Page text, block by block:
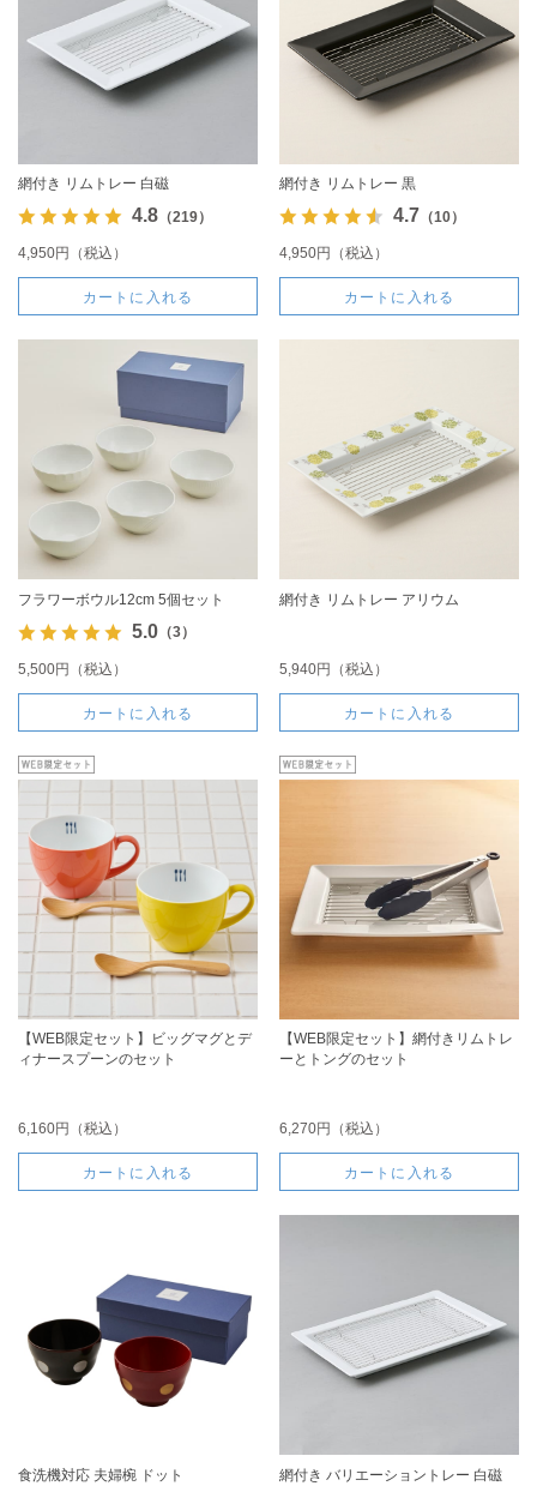
網付き リムトレー 白磁
4.8（219）
4,950円（税込）
カートに入れる
網付き リムトレー 黒
4.7 （10）
4,950円（税込）
カートに入れる
フラワーボウル12cm 5個セット
5.0（3）
5,500円（税込）
カートに入れる
網付き リムトレー アリウム
5,940円（税込）
カートに入れる
【WEB限定セット】ビッグマグとデ
ィナースプーンのセット
6,160円（税込）
カートに入れる
【WEB限定セット】網付きリムトレ
ーとトングのセット
6,270円（税込）
カートに入れる
食洗機対応 夫婦椀 ドット 網付き バリエーショントレー 白磁